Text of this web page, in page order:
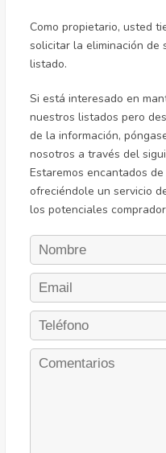
Como propietario, usted
solicitar la eliminación de
listado.
Si está interesado en
nuestros listados pero
de la información,
nosotros a través del
Estaremos encantados
ofreciéndole un servicio
los potenciales